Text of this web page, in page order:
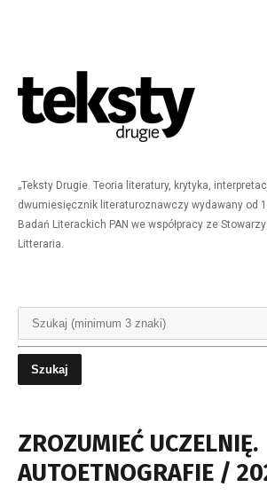
„Teksty Drugie. Teoria literatury, krytyka,
dwumiesięcznik literaturoznawczy wydawany od
Badań Literackich PAN we współpracy ze
Litteraria.
ZROZUMIEĆ UCZELNIĘ.
AUTOETNOGRAFIE /